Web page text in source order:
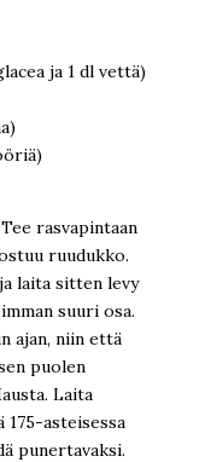
ja 1 dl vettä)
rasvapintaan
ruudukko.
laita sitten levy
suuri osa.
ajan, niin että
puolen
Laita
175-asteisessa
punertavaksi.